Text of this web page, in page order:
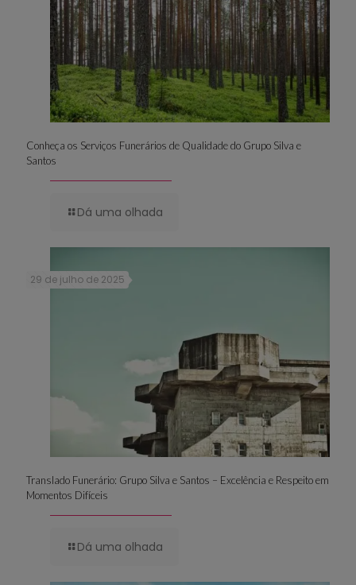
Conheça os Serviços Funerários de Qualidade do Grupo Silva e
Santos
Dá uma olhada
29 de julho de 2025
Translado Funerário: Grupo Silva e Santos – Excelência e Respeito em
Momentos Difíceis
Dá uma olhada